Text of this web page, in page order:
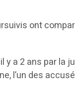
ont
y a 2 ans par la
l’un des